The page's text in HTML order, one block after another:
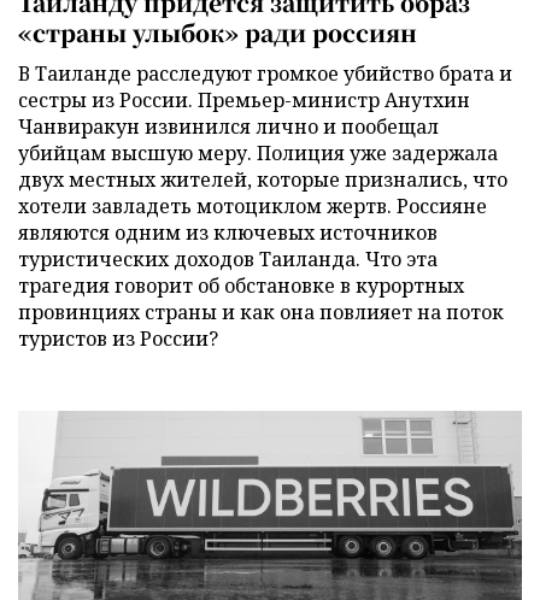
«страны улыбок» ради россиян
В Таиланде расследуют громкое убийство брата и
сестры из России. Премьер-министр Анутхин
Чанвиракун извинился лично и пообещал
убийцам высшую меру. Полиция уже задержала
двух местных жителей, которые признались, что
хотели завладеть мотоциклом жертв. Россияне
являются одним из ключевых источников
туристических доходов Таиланда. Что эта
трагедия говорит об обстановке в курортных
провинциях страны и как она повлияет на поток
туристов из России?